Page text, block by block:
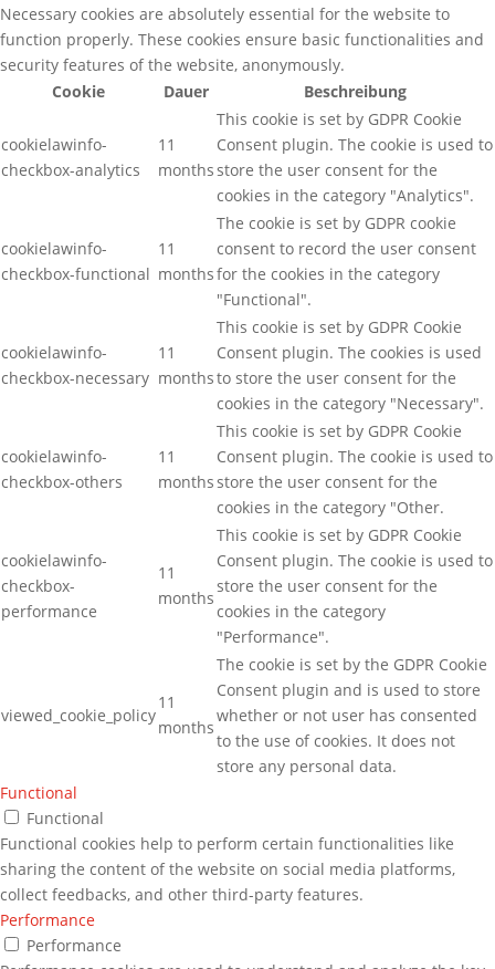
Necessary cookies are absolutely essential for the website to
function properly. These cookies ensure basic functionalities and
security features of the website, anonymously.
Cookie
Dauer Beschreibung
cookielawinfo-
checkbox-analytics
11
months
This cookie is set by GDPR Cookie
Consent plugin. The cookie is used to
store the user consent for the
cookies in the category "Analytics".
cookielawinfo-
checkbox-functional
11
months
The cookie is set by GDPR cookie
consent to record the user consent
for the cookies in the category
"Functional".
cookielawinfo-
checkbox-necessary
11
months
This cookie is set by GDPR Cookie
Consent plugin. The cookies is used
to store the user consent for the
cookies in the category "Necessary".
cookielawinfo-
checkbox-others
11
months
This cookie is set by GDPR Cookie
Consent plugin. The cookie is used to
store the user consent for the
cookies in the category "Other.
cookielawinfo-
checkbox-
performance
11
months
This cookie is set by GDPR Cookie
Consent plugin. The cookie is used to
store the user consent for the
cookies in the category
"Performance".
viewed_cookie_policy
11
months
The cookie is set by the GDPR Cookie
Consent plugin and is used to store
whether or not user has consented
to the use of cookies. It does not
store any personal data.
Functional
Functional
Functional cookies help to perform certain functionalities like
sharing the content of the website on social media platforms,
collect feedbacks, and other third-party features.
Performance
Performance